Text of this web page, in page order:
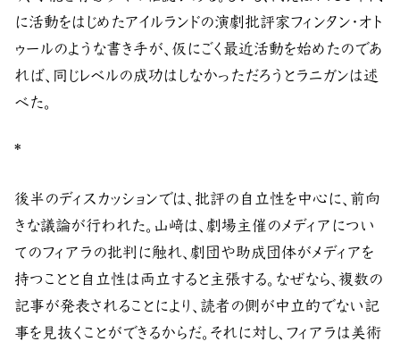
に活動をはじめたアイルランドの演劇批評家フィンタン・オト
ゥールのような書き手が、仮にごく最近活動を始めたのであ
れば、同じレベルの成功はしなかっただろうとラニガンは述
べた。
*
後半のディスカッションでは、批評の自立性を中心に、前向
きな議論が行われた。山﨑は、劇場主催のメディアについ
てのフィアラの批判に触れ、劇団や助成団体がメディアを
持つことと自立性は両立すると主張する。なぜなら、複数の
記事が発表されることにより、読者の側が中立的でない記
事を見抜くことができるからだ。それに対し、フィアラは美術